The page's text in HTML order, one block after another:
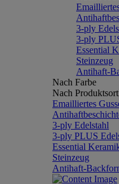
3-ply
3-ply
Essential
Steinzeug
Antihaft-
Nach Farbe
Nach
Emailliertes
3-ply Edelstahl
3-ply PLUS
Essential
Steinzeug
Antihaft-